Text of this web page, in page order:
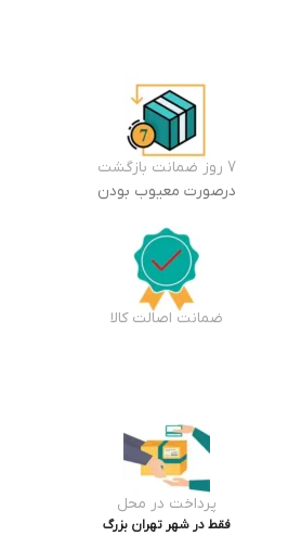
7 روز ضمانت بازگشت
درصورت معیوب بودن
ضمانت اصالت کالا
پرداخت در محل
فقط در شهر تهران بزرگ